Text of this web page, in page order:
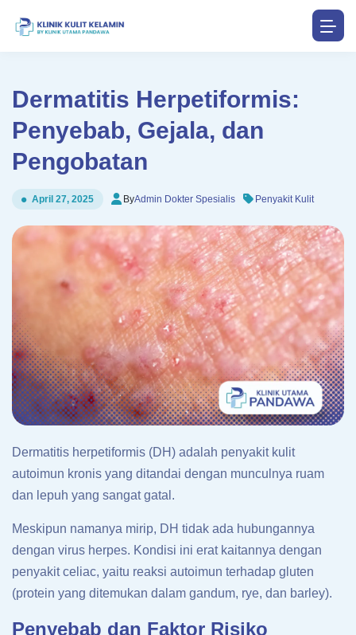
Dermatitis Herpetiformis:
Penyebab, Gejala, dan
Pengobatan
April 27, 2025 ByAdmin Dokter Spesialis Penyakit Kulit
Dermatitis herpetiformis (DH) adalah penyakit kulit
autoimun kronis yang ditandai dengan munculnya ruam
dan lepuh yang sangat gatal.
Meskipun namanya mirip, DH tidak ada hubungannya
dengan virus herpes. Kondisi ini erat kaitannya dengan
penyakit celiac, yaitu reaksi autoimun terhadap gluten
(protein yang ditemukan dalam gandum, rye, dan barley).
Penyebab dan Faktor Risiko